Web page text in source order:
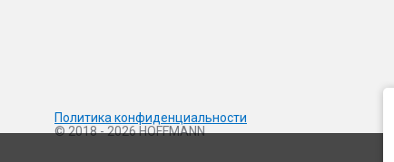
Политика конфиденциальности
© 2018 - 2026 HOFFMANN